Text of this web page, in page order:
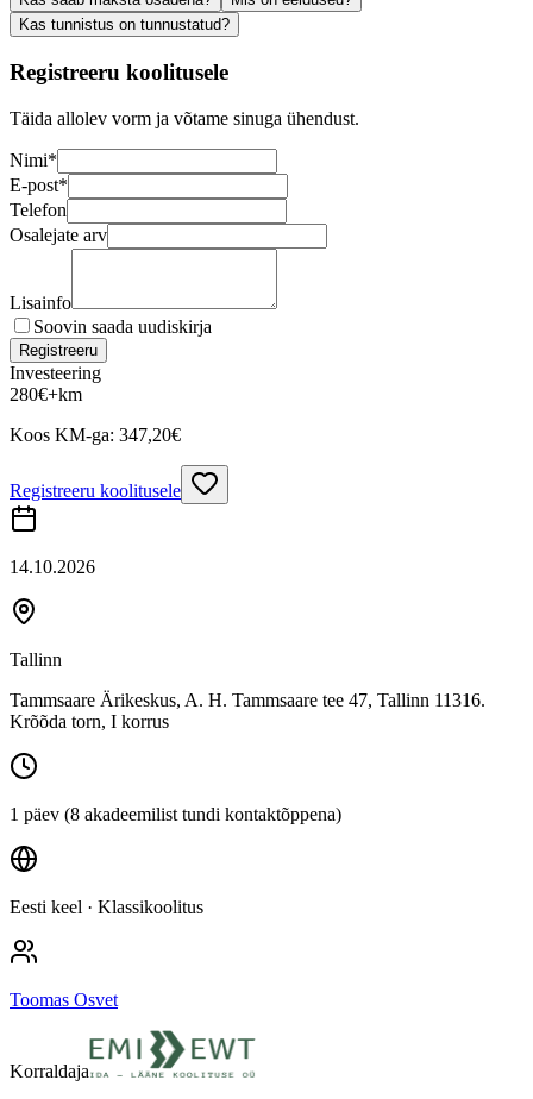
Kas tunnistus on tunnustatud?
Registreeru koolitusele
Täida allolev vorm ja võtame sinuga ühendust.
Nimi*
E-post*
Telefon
Osalejate arv
Lisainfo
Soovin saada uudiskirja
Registreeru
Investeering
280€+km
Koos KM-ga: 347,20€
Registreeru koolitusele
14.10.2026
Tallinn
Tammsaare Ärikeskus, A. H. Tammsaare tee 47, Tallinn 11316.
Krõõda torn, I korrus
1 päev (8 akadeemilist tundi kontaktõppena)
Eesti keel · Klassikoolitus
Toomas Osvet
Korraldaja